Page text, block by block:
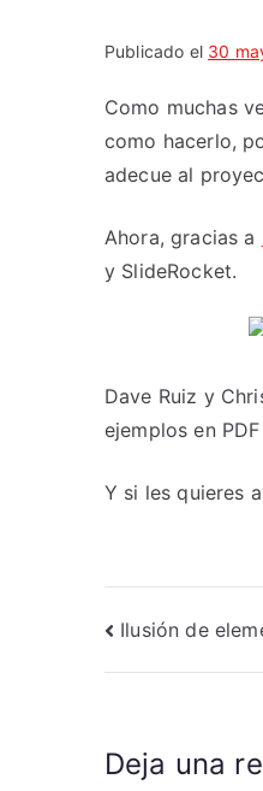
Publicado el 30
Como muchas
como hacerlo,
adecue al
Ahora, gracias a
y SlideRocket.
Dave Ruiz y
ejemplos en
Y si les quieres
de
Ilusión de
Deja una